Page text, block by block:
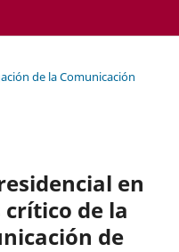
de la Comunicación
en
de la
de